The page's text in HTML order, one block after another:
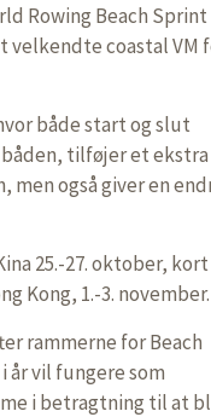
Rowing Beach Sprint
velkendte coastal VM
både start og slut
tilføjer et ekstra
også giver en
25.-27. oktober,
Kong, 1.-3. november.
rammerne for Beach
vil fungere som
i betragtning til at